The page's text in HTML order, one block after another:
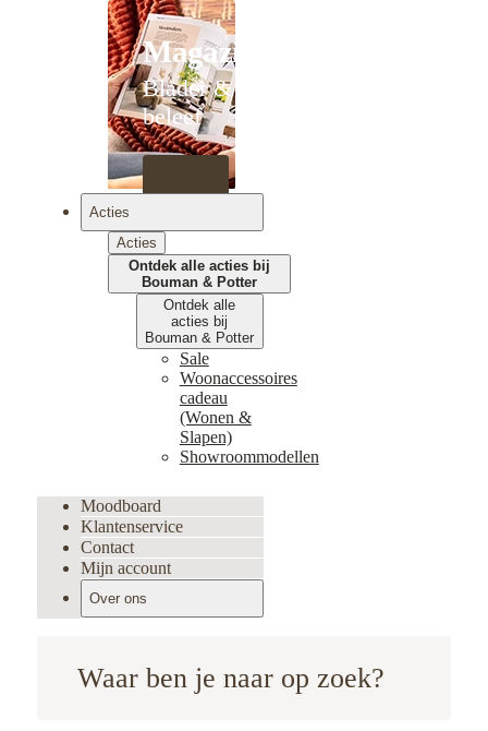
Waar ben je naar op zoek?
Magazines
Blader &
beleef
Acties
Acties
Ontdek alle acties bij
Bouman & Potter
Ontdek alle
acties bij
Bouman & Potter
Sale
Woonaccessoires
cadeau
(Wonen &
Slapen)
Showroommodellen
Moodboard
Klantenservice
Contact
Mijn account
Over ons